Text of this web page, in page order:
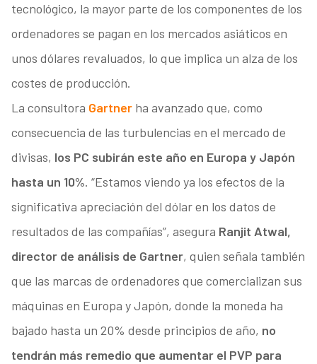
tecnológico, la mayor parte de los componentes de los
ordenadores se pagan en los mercados asiáticos en
unos dólares revaluados, lo que implica un alza de los
costes de producción.
La consultora Gartnerha avanzado que, como
consecuencia de las turbulencias en el mercado de
divisas, los PC subirán este año en Europa y Japón
hasta un 10%. “Estamos viendo ya los efectos de la
significativa apreciación del dólar en los datos de
resultados de las compañías”, asegura Ranjit Atwal,
director de análisis de Gartner, quien señala también
que las marcas de ordenadores que comercializan sus
máquinas en Europa y Japón, donde la moneda ha
bajado hasta un 20% desde principios de año, no
tendrán más remedio que aumentar el PVP para